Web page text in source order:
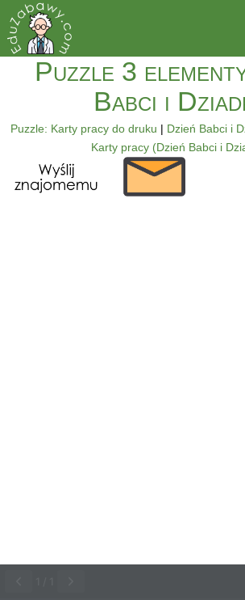
Puzzle 3
Babci i
Puzzle: Karty pracy do druku | Dzień Babci i
Karty pracy (Dzień Babci i